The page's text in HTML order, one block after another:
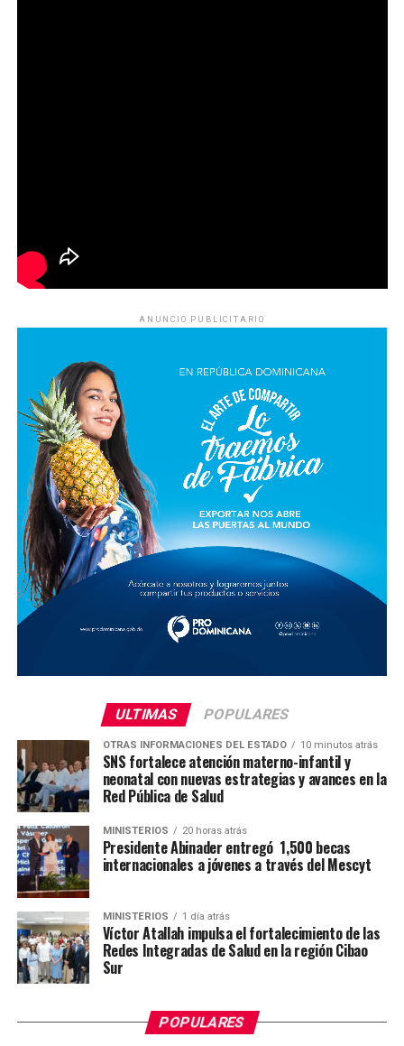
ANUNCIO PUBLICITARIO
ULTIMAS POPULARES
OTRAS INFORMACIONES DEL ESTADO 10 minutos atrás
SNS fortalece atención materno-infantil y
neonatal con nuevas estrategias y avances en la
Red Pública de Salud
MINISTERIOS 20 horas atrás
Presidente Abinader entregó 1,500 becas
internacionales a jóvenes a través del Mescyt
MINISTERIOS 1 día atrás
Víctor Atallah impulsa el fortalecimiento de las
Redes Integradas de Salud en la región Cibao
Sur
POPULARES